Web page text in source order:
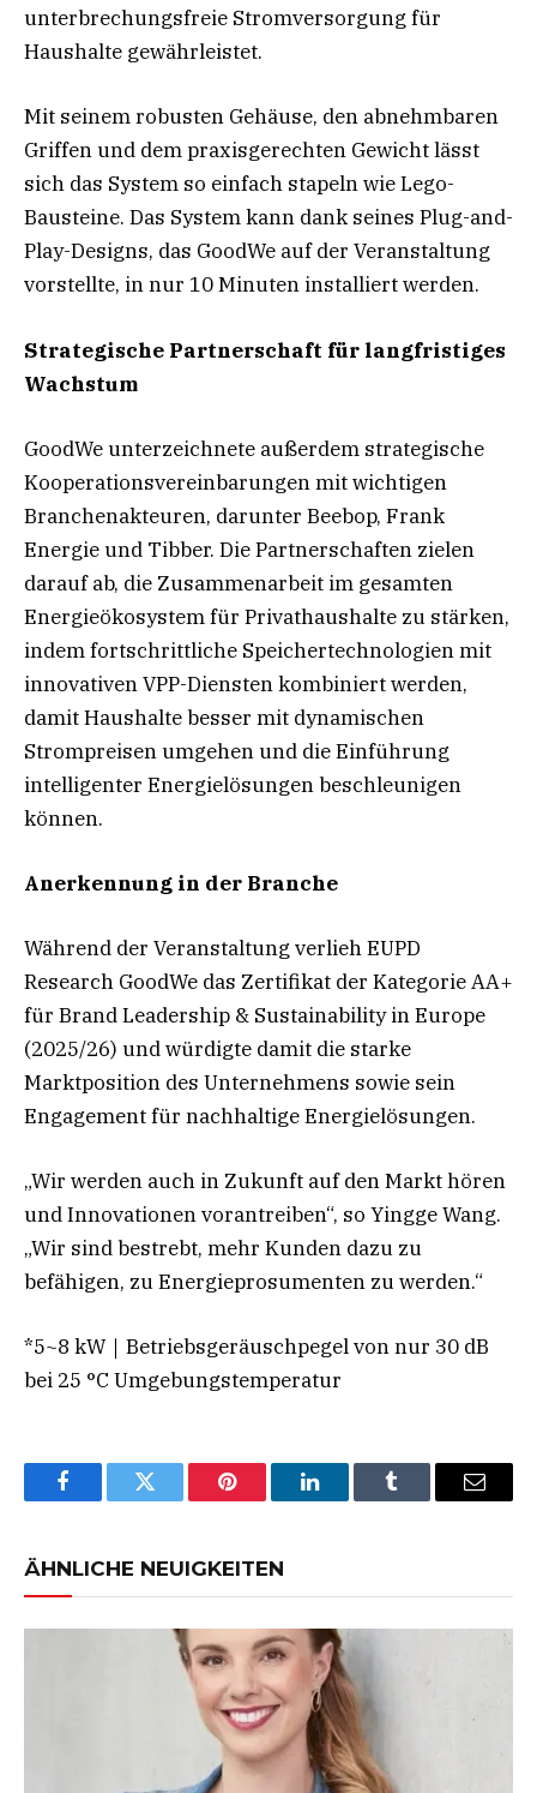
unterbrechungsfreie Stromversorgung für
Haushalte gewährleistet.
Mit seinem robusten Gehäuse, den abnehmbaren
Griffen und dem praxisgerechten Gewicht lässt
sich das System so einfach stapeln wie Lego-
Bausteine. Das System kann dank seines Plug-and-
Play-Designs, das GoodWe auf der Veranstaltung
vorstellte, in nur 10 Minuten installiert werden.
Strategische Partnerschaft für langfristiges
Wachstum
GoodWe unterzeichnete außerdem strategische
Kooperationsvereinbarungen mit wichtigen
Branchenakteuren, darunter Beebop, Frank
Energie und Tibber. Die Partnerschaften zielen
darauf ab, die Zusammenarbeit im gesamten
Energieökosystem für Privathaushalte zu stärken,
indem fortschrittliche Speichertechnologien mit
innovativen VPP-Diensten kombiniert werden,
damit Haushalte besser mit dynamischen
Strompreisen umgehen und die Einführung
intelligenter Energielösungen beschleunigen
können.
Anerkennung in der Branche
Während der Veranstaltung verlieh EUPD
Research GoodWe das Zertifikat der Kategorie AA+
für Brand Leadership & Sustainability in Europe
(2025/26) und würdigte damit die starke
Marktposition des Unternehmens sowie sein
Engagement für nachhaltige Energielösungen.
„Wir werden auch in Zukunft auf den Markt hören
und Innovationen vorantreiben“, so Yingge Wang.
„Wir sind bestrebt, mehr Kunden dazu zu
befähigen, zu Energieprosumenten zu werden.“
*5~8 kW｜Betriebsgeräuschpegel von nur 30 dB
bei 25 °C Umgebungstemperatur
FacebookTwitter Pinterest LinkedInTumblr Email
ÄHNLICHE NEUIGKEITEN